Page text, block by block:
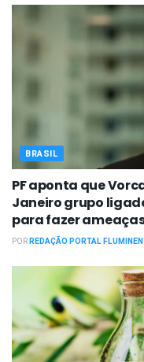
BRASIL
PF aponta que
Janeiro grupo
para fazer
PORREDAÇÃO PORTAL